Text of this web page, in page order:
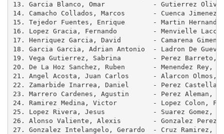
13. Garcia Blanco, Omar            - Gutierrez
14. Camacho Collados, Marcos       - Cuenca
15. Tejedor Fuentes, Enrique       - Martin
16. Lopez Gracia, Fernando         - Menvielle
17. Henriquez Garcia, David        - Camarena
18. Garcia Garcia, Adrian Antonio  - Ladron De
19. Vega Gutierrez, Sabrina        - Perez
20. De La Hoz Sanchez, Ruben       - Menendez Rey,
21. Angel Acosta, Juan Carlos      - Alarcon
22. Zamarbide Inarrea, Daniel      - Perez
23. Marrero Cardenes, Agustin      - Perez Aleman,
24. Ramirez Medina, Victor         - Lopez Colon,
25. Lopez Rivera, Jesus            - Suarez
26. Alonso Valiente, Alexis        - Gonzalez
27. Gonzalez Intelangelo, Gerardo  - Cruz